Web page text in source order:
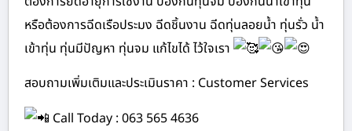
หรือต้องการฉีดเรือประมง ฉีดชิ้นงาน ฉีดทุ่นลอยน้ำ ทุ่นรั่ว น้ำ
เข้าทุ่น ทุ่นมีปัญหา ทุ่นจม แก้ไขได้ ไว้ใจเรา
สอบถามเพิ่มเติมและประเมินราคา : Customer Services
Call Today : 063 565 4636